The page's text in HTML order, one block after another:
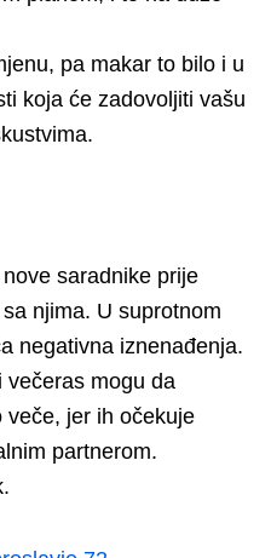
pa makar to bilo i u
koja će zadovoljiti vašu
saradnike prije
njima. U suprotnom
negativna iznenađenja.
večeras mogu da
veče, jer ih očekuje
partnerom.